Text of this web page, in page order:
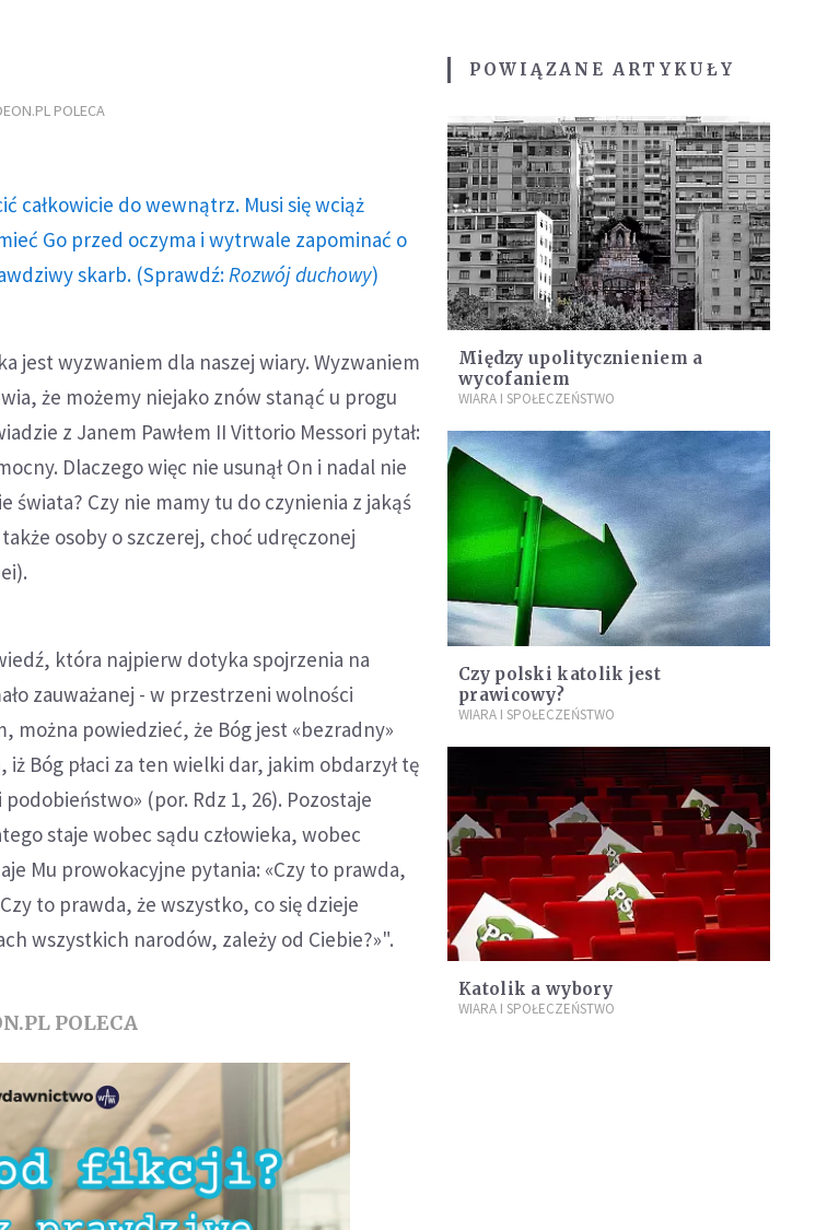
POLECA
całkowicie do wewnątrz. Musi się wciąż
Go przed oczyma i wytrwale zapominać o
skarb. (Sprawdź: Rozwój duchowy)
jest wyzwaniem dla naszej wiary. Wyzwaniem
że możemy niejako znów stanąć u progu
z Janem Pawłem II Vittorio Messori pytał:
Dlaczego więc nie usunął On i nadal nie
świata? Czy nie mamy tu do czynienia z jakąś
osoby o szczerej, choć udręczonej
która najpierw dotyka spojrzenia na
zauważanej - w przestrzeni wolności
można powiedzieć, że Bóg jest «bezradny»
Bóg płaci za ten wielki dar, jakim obdarzył tę
(por. Rdz 1, 26). Pozostaje
staje wobec sądu człowieka, wobec
Mu prowokacyjne pytania: «Czy to prawda,
to prawda, że wszystko, co się dzieje
wszystkich narodów, zależy od Ciebie?»".
POLECA
POWIĄZANE ARTYKUŁY
Między upolitycznieniem a
wycofaniem
WIARA I SPOŁECZEŃSTWO
Czy polski katolik jest
prawicowy?
WIARA I SPOŁECZEŃSTWO
Katolik a wybory
WIARA I SPOŁECZEŃSTWO